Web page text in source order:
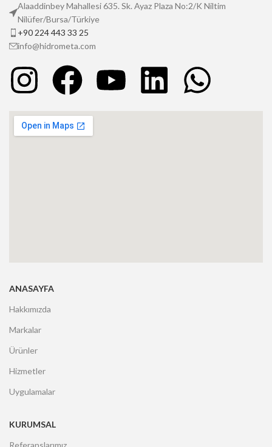
Alaaddinbey Mahallesi 635. Sk. Ayaz Plaza No:2/K Niltim
Nilüfer/Bursa/Türkiye
+90 224 443 33 25
info@hidrometa.com
ANASAYFA
Hakkımızda
Markalar
Ürünler
Hizmetler
Uygulamalar
KURUMSAL
Referanslarımız